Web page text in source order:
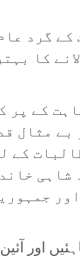
گرد
کا
کے پر
مثال
کے
شاہی
اور